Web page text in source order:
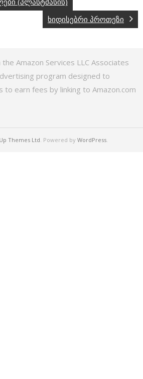
ხიდისებრი პროთეზი
Amazon Services LLC Associates
program designed to
to earn fees by linking to Amazon.com
Themes Ltd. Powered by WordPress.